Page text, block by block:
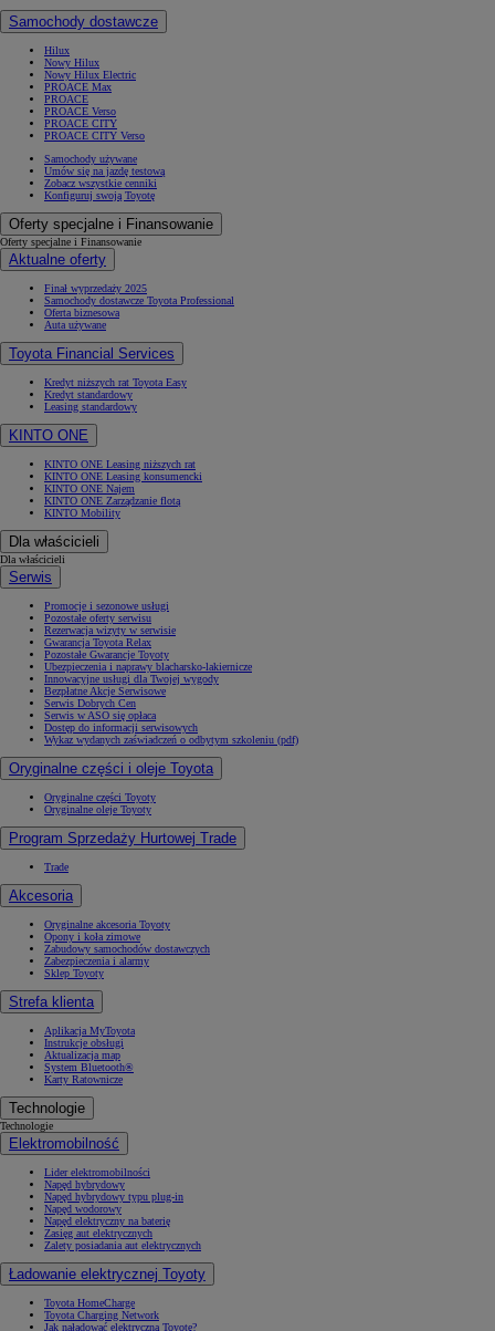
Samochody dostawcze
Hilux
Nowy Hilux
Nowy Hilux Electric
PROACE Max
PROACE
PROACE Verso
PROACE CITY
PROACE CITY Verso
Samochody używane
Umów się na jazdę testową
Zobacz wszystkie cenniki
Konfiguruj swoją Toyotę
Oferty specjalne i Finansowanie
Oferty specjalne i Finansowanie
Aktualne oferty
Finał wyprzedaży 2025
Samochody dostawcze Toyota Professional
Oferta biznesowa
Auta używane
Toyota Financial Services
Kredyt niższych rat Toyota Easy
Kredyt standardowy
Leasing standardowy
KINTO ONE
KINTO ONE Leasing niższych rat
KINTO ONE Leasing konsumencki
KINTO ONE Najem
KINTO ONE Zarządzanie flotą
KINTO Mobility
Dla właścicieli
Dla właścicieli
Serwis
Promocje i sezonowe usługi
Pozostałe oferty serwisu
Rezerwacja wizyty w serwisie
Gwarancja Toyota Relax
Pozostałe Gwarancje Toyoty
Ubezpieczenia i naprawy blacharsko-lakiernicze
Innowacyjne usługi dla Twojej wygody
Bezpłatne Akcje Serwisowe
Serwis Dobrych Cen
Serwis w ASO się opłaca
Dostęp do informacji serwisowych
Wykaz wydanych zaświadczeń o odbytym szkoleniu (pdf)
Oryginalne części i oleje Toyota
Oryginalne części Toyoty
Oryginalne oleje Toyoty
Program Sprzedaży Hurtowej Trade
Trade
Akcesoria
Oryginalne akcesoria Toyoty
Opony i koła zimowe
Zabudowy samochodów dostawczych
Zabezpieczenia i alarmy
Sklep Toyoty
Strefa klienta
Aplikacja MyToyota
Instrukcje obsługi
Aktualizacja map
System Bluetooth®
Karty Ratownicze
Technologie
Technologie
Elektromobilność
Lider elektromobilności
Napęd hybrydowy
Napęd hybrydowy typu plug-in
Napęd wodorowy
Napęd elektryczny na baterię
Zasięg aut elektrycznych
Zalety posiadania aut elektrycznych
Ładowanie elektrycznej Toyoty
Toyota HomeCharge
Toyota Charging Network
Jak naładować elektryczną Toyotę?